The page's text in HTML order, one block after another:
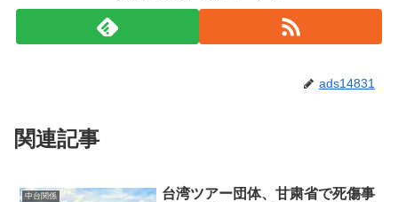
ads14831
関連記事
中台関係
台湾ツアー団体、甘粛省で死傷事